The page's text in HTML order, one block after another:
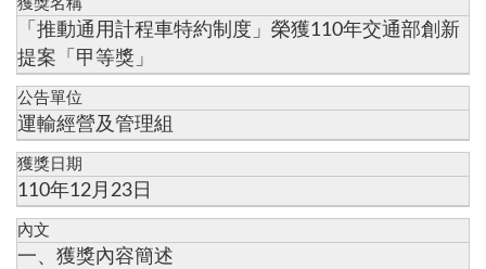
獲獎名稱
「推動通用計程車特約制度」榮獲110年交通部創新
提案「甲等獎」
公告單位
運輸經營及管理組
獲獎日期
110年12月23日
內文
一、獲獎內容簡述